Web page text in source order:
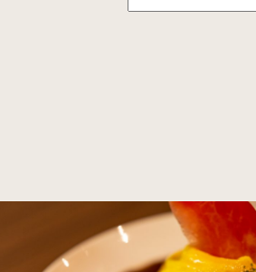
すべてのカテゴリをみる